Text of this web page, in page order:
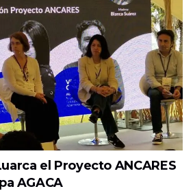
el Proyecto ANCARES
AGACA